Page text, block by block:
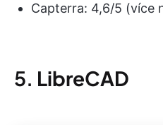
Capterra: 4,6/5 (více
5. LibreCAD